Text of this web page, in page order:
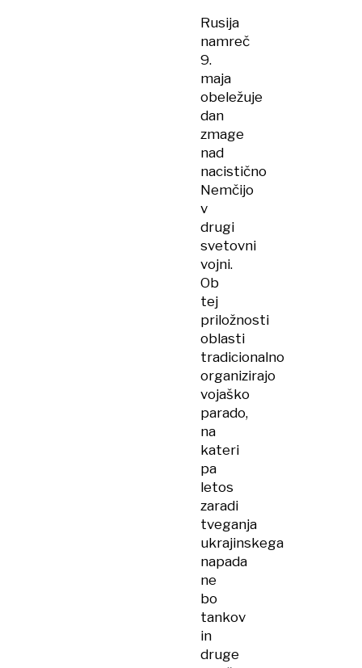
Rusija
namreč
9.
maja
obeležuje
dan
zmage
nad
nacistično
Nemčijo
v
drugi
svetovni
vojni.
Ob
tej
priložnosti
oblasti
tradicionalno
organizirajo
vojaško
parado,
na
kateri
pa
letos
zaradi
tveganja
ukrajinskega
napada
ne
bo
tankov
in
druge